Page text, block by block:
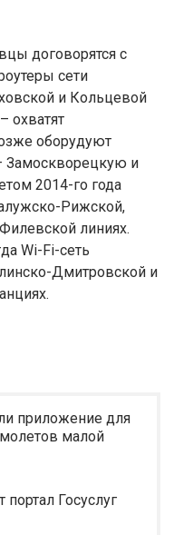
договорятся с
сети
и Кольцевой
охватят
оборудуют
Замоскворецкую и
2014-го года
Рижской,
линиях.
Wi-Fi-сеть
Дмитровской и
приложение для
малой
Госуслуг